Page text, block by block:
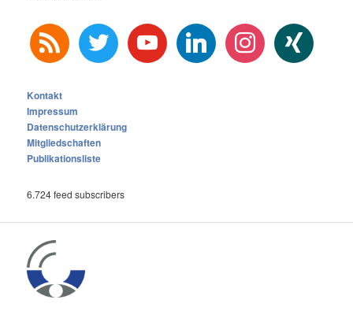
rss twitter youtube linkedin instagram xing
Kontakt
Impressum
Datenschutzerklärung
Mitgliedschaften
Publikationsliste
6.724 feed subscribers